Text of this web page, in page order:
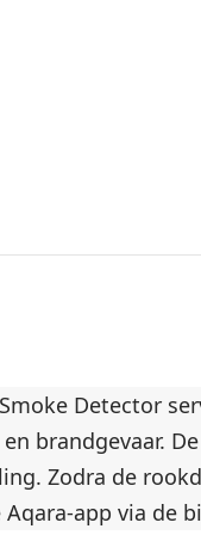
Detector
brandgevaar.
Zodra de
app via de